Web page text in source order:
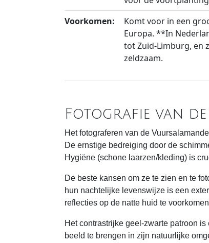
Voorkomen:
Komt voor in een
Europa. **In
tot Zuid-Limburg, en
zeldzaam.
Fotografie van
Het fotograferen van de
De ernstige bedreiging door de
Hygiëne (schone laarzen/kleding) is
De beste kansen om ze te zien en te
hun nachtelijke levenswijze is een
reflecties op de natte huid te
Het contrastrijke geel-zwarte patroon
beeld te brengen in zijn natuurlijke